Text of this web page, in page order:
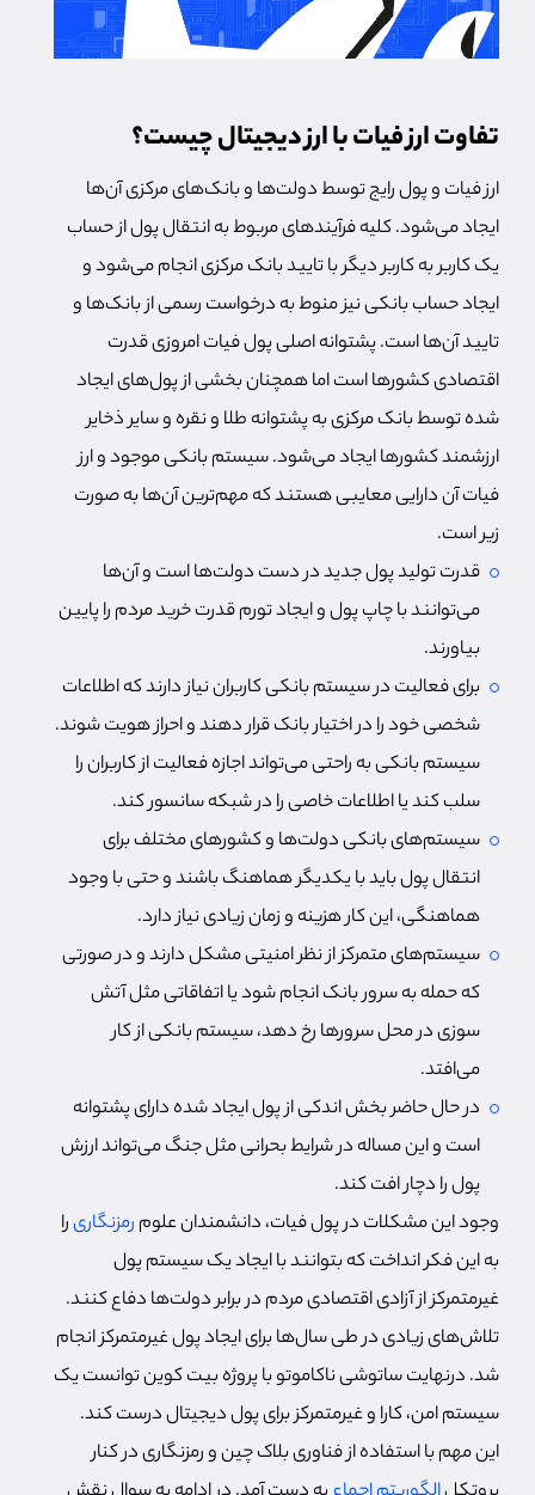
تفاوت ارز فیات با ارز دیجیتال چیست؟
ارز فیات و پول رایج توسط دولت‌ها و بانک‌های مرکزی آن‌ها
ایجاد می‌شود. کلیه فرآیندهای مربوط به انتقال پول از حساب
یک کاربر به کاربر دیگر با تایید بانک مرکزی انجام می‌شود و
ایجاد حساب بانکی نیز منوط به درخواست رسمی از بانک‌ها و
تایید آن‌ها است. پشتوانه اصلی پول فیات امروزی قدرت
اقتصادی کشورها است اما همچنان بخشی از پول‌های ایجاد
شده توسط بانک مرکزی به پشتوانه طلا و نقره و سایر ذخایر
ارزشمند کشورها ایجاد می‌شود. سیستم بانکی موجود و ارز
فیات آن دارایی معایبی هستند که مهم‌ترین آن‌ها به صورت
زیر است.
قدرت تولید پول جدید در دست دولت‌ها است و آن‌ها
می‌توانند با چاپ پول و ایجاد تورم قدرت خرید مردم را پایین
بیاورند.
برای فعالیت در سیستم بانکی کاربران نیاز دارند که اطلاعات
شخصی خود را در اختیار بانک قرار دهند و احراز هویت شوند.
سیستم بانکی به راحتی می‌تواند اجازه فعالیت از کاربران را
سلب کند یا اطلاعات خاصی را در شبکه سانسور کند.
سیستم‌های بانکی دولت‌ها و کشورهای مختلف برای
انتقال پول باید با یکدیگر هماهنگ باشند و حتی با وجود
هماهنگی، این کار هزینه و زمان زیادی نیاز دارد.
سیستم‌های متمرکز از نظر امنیتی مشکل دارند و در صورتی
که حمله به سرور بانک انجام شود یا اتفاقاتی مثل آتش
سوزی در محل سرورها رخ دهد، سیستم بانکی از کار
می‌افتد.
در حال حاضر بخش اندکی از پول ایجاد شده دارای پشتوانه
است و این مساله در شرایط بحرانی مثل جنگ می‌تواند ارزش
پول را دچار افت کند.
وجود این مشکلات در پول فیات، دانشمندان علوم رمزنگاریرا
به این فکر انداخت که بتوانند با ایجاد یک سیستم پول
غیرمتمرکز از آزادی اقتصادی مردم در برابر دولت‌ها دفاع کنند.
تلاش‌های زیادی در طی سال‌ها برای ایجاد پول غیرمتمرکز انجام
شد. درنهایت ساتوشی ناکاموتو با پروژه بیت کوین توانست یک
سیستم امن، کارا و غیرمتمرکز برای پول دیجیتال درست کند.
این مهم با استفاده از فناوری بلاک چین و رمزنگاری در کنار